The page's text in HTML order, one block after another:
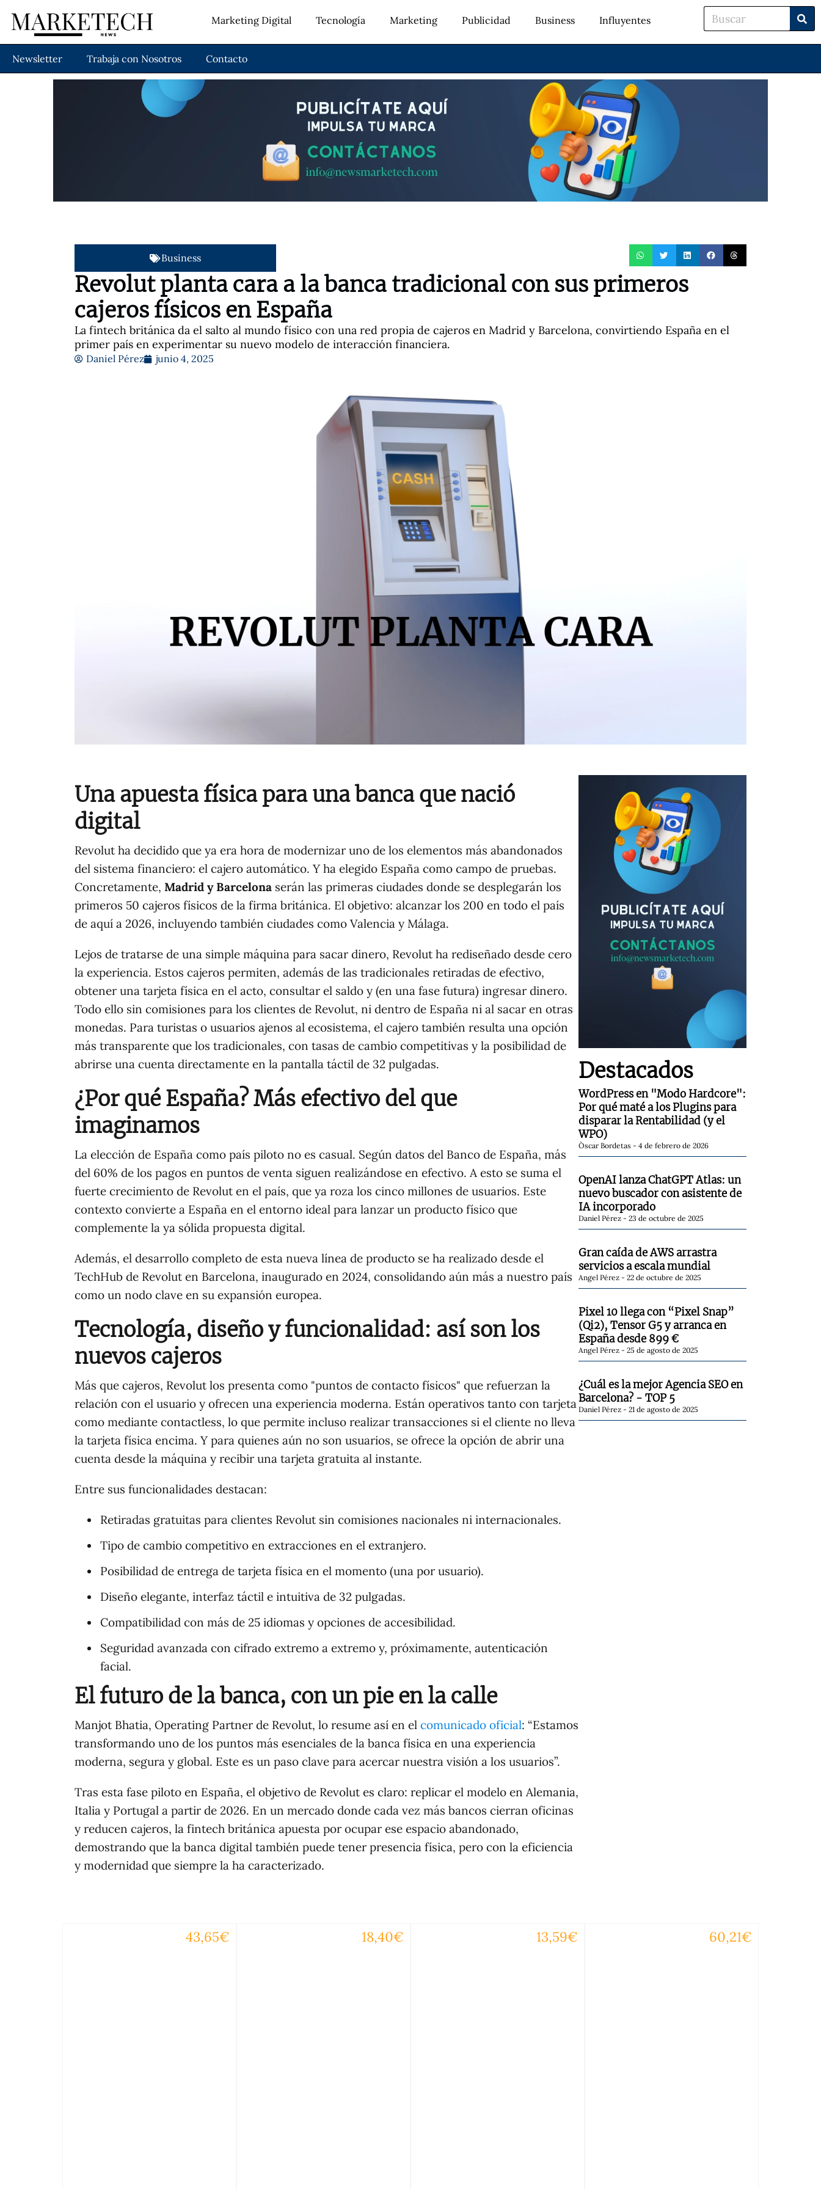
Marketing Digital Tecnología Marketing Publicidad Business Influyentes
Newsletter Trabaja con Nosotros Contacto
Business
Revolut planta cara a la banca tradicional con sus primeros
cajeros físicos en España
La fintech británica da el salto al mundo físico con una red propia de cajeros en Madrid y Barcelona, convirtiendo España en el
primer país en experimentar su nuevo modelo de interacción financiera.
Daniel Pérez junio 4, 2025
Una apuesta física para una banca que nació
digital
Revolut ha decidido que ya era hora de modernizar uno de los elementos más abandonados
del sistema financiero: el cajero automático. Y ha elegido España como campo de pruebas.
Concretamente, Madrid y Barcelona serán las primeras ciudades donde se desplegarán los
primeros 50 cajeros físicos de la firma británica. El objetivo: alcanzar los 200 en todo el país
de aquí a 2026, incluyendo también ciudades como Valencia y Málaga.
Lejos de tratarse de una simple máquina para sacar dinero, Revolut ha rediseñado desde cero
la experiencia. Estos cajeros permiten, además de las tradicionales retiradas de efectivo,
obtener una tarjeta física en el acto, consultar el saldo y (en una fase futura) ingresar dinero.
Todo ello sin comisiones para los clientes de Revolut, ni dentro de España ni al sacar en otras
monedas. Para turistas o usuarios ajenos al ecosistema, el cajero también resulta una opción
más transparente que los tradicionales, con tasas de cambio competitivas y la posibilidad de
abrirse una cuenta directamente en la pantalla táctil de 32 pulgadas.
¿Por qué España? Más efectivo del que
imaginamos
La elección de España como país piloto no es casual. Según datos del Banco de España, más
del 60% de los pagos en puntos de venta siguen realizándose en efectivo. A esto se suma el
fuerte crecimiento de Revolut en el país, que ya roza los cinco millones de usuarios. Este
contexto convierte a España en el entorno ideal para lanzar un producto físico que
complemente la ya sólida propuesta digital.
Además, el desarrollo completo de esta nueva línea de producto se ha realizado desde el
TechHub de Revolut en Barcelona, inaugurado en 2024, consolidando aún más a nuestro país
como un nodo clave en su expansión europea.
Tecnología, diseño y funcionalidad: así son los
nuevos cajeros
Más que cajeros, Revolut los presenta como "puntos de contacto físicos" que refuerzan la
relación con el usuario y ofrecen una experiencia moderna. Están operativos tanto con tarjeta
como mediante contactless, lo que permite incluso realizar transacciones si el cliente no lleva
la tarjeta física encima. Y para quienes aún no son usuarios, se ofrece la opción de abrir una
cuenta desde la máquina y recibir una tarjeta gratuita al instante.
Entre sus funcionalidades destacan:
Retiradas gratuitas para clientes Revolut sin comisiones nacionales ni internacionales.
Tipo de cambio competitivo en extracciones en el extranjero.
Posibilidad de entrega de tarjeta física en el momento (una por usuario).
Diseño elegante, interfaz táctil e intuitiva de 32 pulgadas.
Compatibilidad con más de 25 idiomas y opciones de accesibilidad.
Seguridad avanzada con cifrado extremo a extremo y, próximamente, autenticación
facial.
El futuro de la banca, con un pie en la calle
Manjot Bhatia, Operating Partner de Revolut, lo resume así en el comunicado oficial: “Estamos
transformando uno de los puntos más esenciales de la banca física en una experiencia
moderna, segura y global. Este es un paso clave para acercar nuestra visión a los usuarios”.
Tras esta fase piloto en España, el objetivo de Revolut es claro: replicar el modelo en Alemania,
Italia y Portugal a partir de 2026. En un mercado donde cada vez más bancos cierran oficinas
y reducen cajeros, la fintech británica apuesta por ocupar ese espacio abandonado,
demostrando que la banca digital también puede tener presencia física, pero con la eficiencia
y modernidad que siempre la ha caracterizado.
Destacados
WordPress en "Modo Hardcore":
Por qué maté a los Plugins para
disparar la Rentabilidad (y el
WPO)
Òscar Bordetas 4 de febrero de 2026
OpenAI lanza ChatGPT Atlas: un
nuevo buscador con asistente de
IA incorporado
Daniel Pérez 23 de octubre de 2025
Gran caída de AWS arrastra
servicios a escala mundial
Angel Pérez 22 de octubre de 2025
Pixel 10 llega con “Pixel Snap”
(Qi2), Tensor G5 y arranca en
España desde 899 €
Angel Pérez 25 de agosto de 2025
¿Cuál es la mejor Agencia SEO en
Barcelona? - TOP 5
Daniel Pérez 21 de agosto de 2025
43,65€ 18,40€ 13,59€ 60,21€